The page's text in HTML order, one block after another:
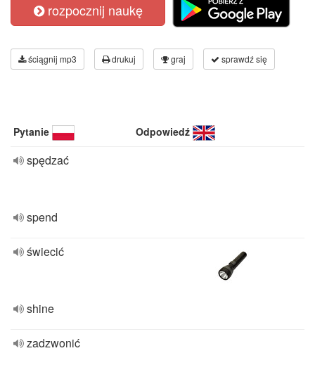
rozpocznij naukę
ściągnij mp3 drukuj graj sprawdź się
Pytanie Odpowiedź
spędzać
spend
świecić
shine
zadzwonić